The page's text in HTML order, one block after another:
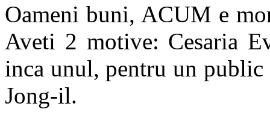
Oameni buni, ACUM e
Aveti 2 motive: Cesaria
inca unul, pentru un
Jong-il.